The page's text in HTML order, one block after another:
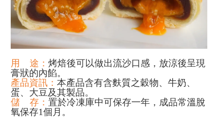
用 途： 烤焙後可以做出流沙口感，放涼後呈現
膏狀的內餡。
產品資訊： 本產品含有含麩質之穀物、牛奶、
蛋、大豆及其製品。
儲
存： 置於冷凍庫中可保存一年，成品常溫脫
氧保存1個月。